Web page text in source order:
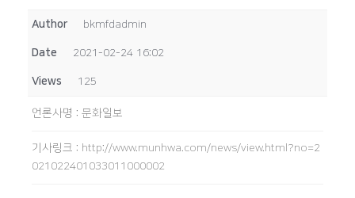
Author bkmfdadmin
Date 2021-02-24 16:02
Views 125
언론사명 : 문화일보
기사링크 : http://www.munhwa.com/news/view.html?no=2
021022401033011000002